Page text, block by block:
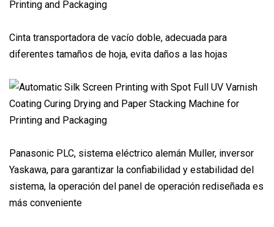
Cinta transportadora de vacío doble, adecuada para
diferentes tamaños de hoja, evita daños a las hojas
Panasonic PLC, sistema eléctrico alemán Muller, inversor
Yaskawa, para garantizar la confiabilidad y estabilidad del
sistema, la operación del panel de operación rediseñada es
más conveniente